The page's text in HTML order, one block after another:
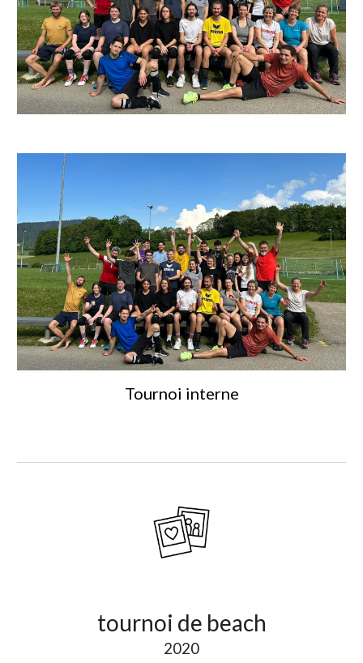
Tournoi interne
tournoi de beach
2020